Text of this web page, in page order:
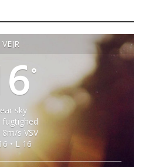
VEJR
°
sky
fugtighed
8m/s VSV
• L 16